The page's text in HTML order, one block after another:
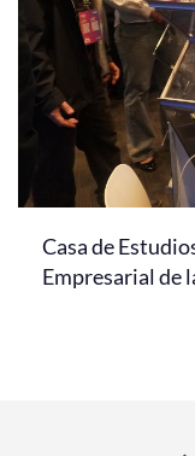
Casa de
Empresarial de